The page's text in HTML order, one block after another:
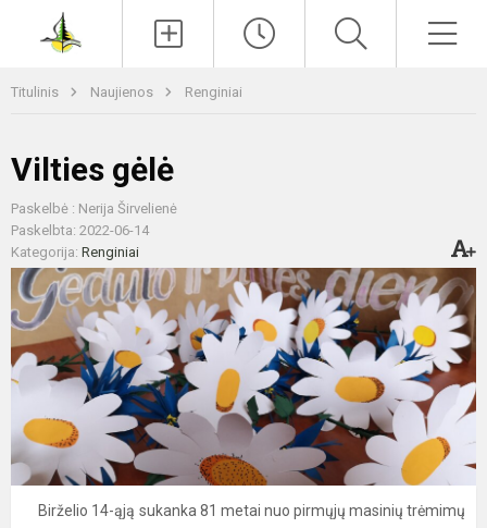
Titulinis Naujienos Renginiai
Vilties gėlė
Paskelbė : Nerija Širvelienė
Paskelbta: 2022-06-14
Kategorija: Renginiai
Birželio 14-ąją sukanka 81 metai nuo pirmųjų masinių trėmimų